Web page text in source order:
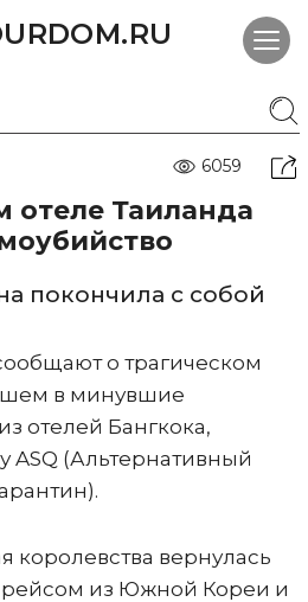
6059
отеле Таиланда
покончила с собой
о трагическом
в минувшие
отелей Бангкока,
ASQ (Альтернативный
королевства вернулась
из Южной Кореи и